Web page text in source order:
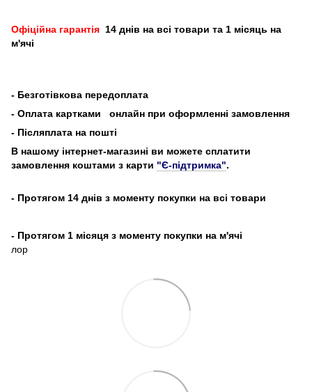
Офіційна гарантія 14 днів на всі товари та 1 місяць на
м'ячі
- Безготівкова передоплата
- Оплата картками
онлайн при оформленні замовлення
- Післяплата на пошті
В нашому інтернет-магазині ви можете сплатити
замовлення коштами з карти "Є-підтримка".
- Протягом 14 днів з моменту покупки на всі товари
- Протягом 1 місяця з моменту покупки на м'ячі
лор